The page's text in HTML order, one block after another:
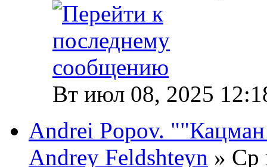
Вт июл 08, 2025
Andrei Popov.
Andrey Feldshteyn » Ср